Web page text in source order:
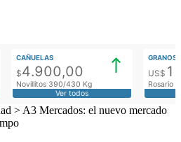
CAÑUELAS
$4.900,00
Novillitos 390/430 Kg
Ver todos
GRANOS
US$
Rosario
> A3 Mercados: el nuevo mercado